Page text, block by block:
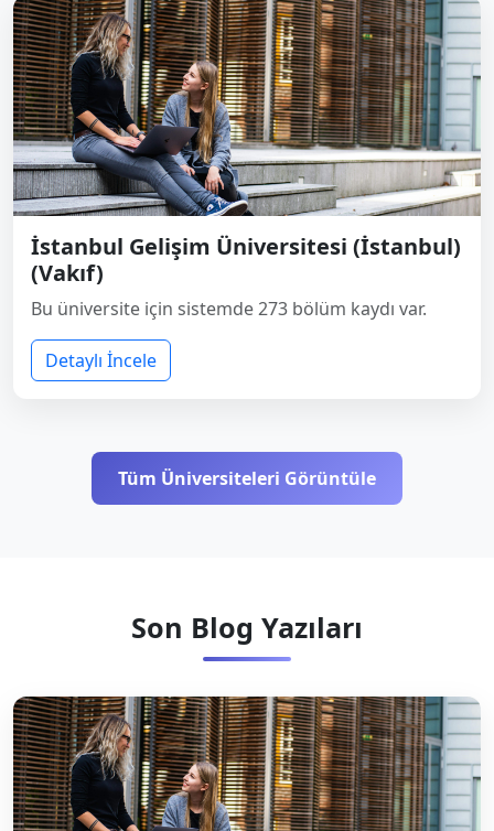
İstanbul Gelişim Üniversitesi (İstanbul)
(Vakıf)
Bu üniversite için sistemde 273 bölüm kaydı var.
Detaylı İncele
Tüm Üniversiteleri Görüntüle
Son Blog Yazıları